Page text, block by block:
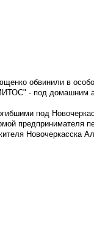
обвинили в
- под домашним
под
предпринимателя
Новочеркасска